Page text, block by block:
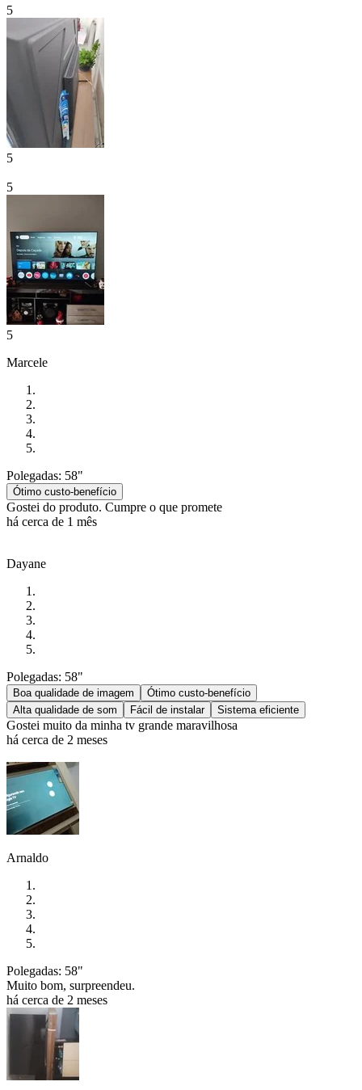
5
5
5
5
Marcele
Polegadas: 58"
Ótimo custo-benefício
Gostei do produto. Cumpre o que promete
há cerca de 1 mês
Dayane
Polegadas: 58"
Boa qualidade de imagem
Ótimo custo-benefício
Alta qualidade de som
Fácil de instalar Sistema eficiente
Gostei muito da minha tv grande maravilhosa
há cerca de 2 meses
Arnaldo
Polegadas: 58"
Muito bom, surpreendeu.
há cerca de 2 meses